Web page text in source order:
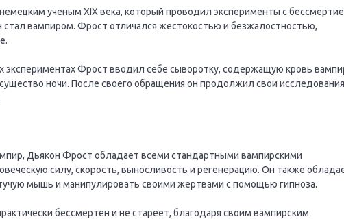
ученым XIX века, который проводил эксперименты с
стал вампиром. Фрост отличался жестокостью и безжалостностью,
экспериментах Фрост вводил себе сыворотку, содержащую кровь
ночи. После своего обращения он продолжил свои
Дьякон Фрост обладает всеми стандартными вампирскими
силу, скорость, выносливость и регенерацию. Он также
мышь и манипулировать своими жертвами с помощью гипноза.
бессмертен и не стареет, благодаря своим вампирским